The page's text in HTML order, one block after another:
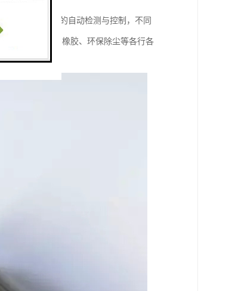
料仓极限料位的自动检测与控制，不同
化工、铸造、橡胶、环保除尘等各行各